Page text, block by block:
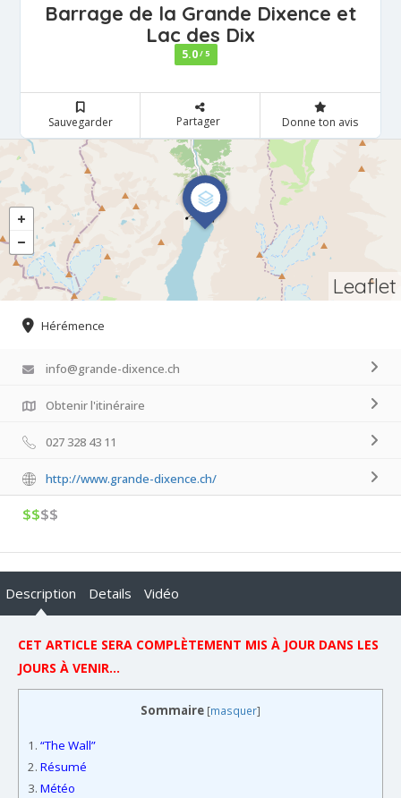
Barrage de la Grande Dixence et
Lac des Dix
5.0/ 5
Sauvegarder Partager Donne ton avis
Leaflet
Hérémence
info@grande-dixence.ch
Obtenir l'itinéraire
027 328 43 11
http://www.grande-dixence.ch/
$$$$
Description Details Vidéo
CET ARTICLE SERA COMPLÈTEMENT MIS À JOUR DANS LES
JOURS À VENIR…
Sommaire [masquer]
1. “The Wall”
2. Résumé
3. Météo